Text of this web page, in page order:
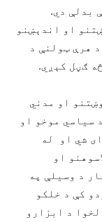
بدلې دي.
او اندېښنو
هرې ټولنې د
ګڼل کېږي.
او مدني
سياسي موخو او
شي او له
او
د وسیلې په
کې د خلکو
د ابزارو